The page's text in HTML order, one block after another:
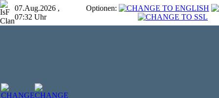
07.Aug.2026 ,
07:32 Uhr
Optionen: